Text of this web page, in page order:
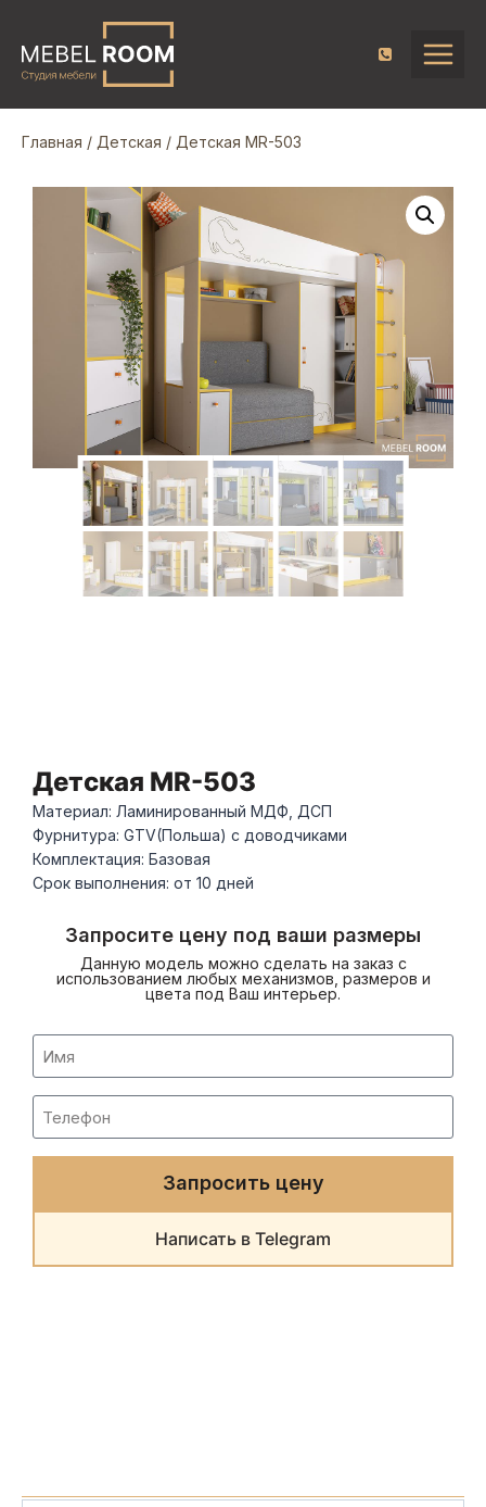
Главная / Детская / Детская MR-503
Детская MR-503
Материал: Ламинированный МДФ, ДСП
Фурнитура: GTV(Польша) с доводчиками
Комплектация: Базовая
Срок выполнения: от 10 дней
Запросите цену под ваши размеры
Данную модель можно сделать на заказ с
использованием любых механизмов, размеров и
цвета под Ваш интерьер.
Запросить цену
Написать в Telegram